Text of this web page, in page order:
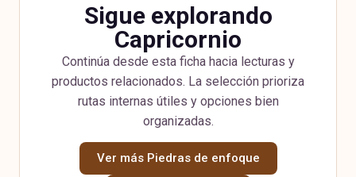
Sigue explorando
Capricornio
Continúa desde esta ficha hacia lecturas y
productos relacionados. La selección prioriza
rutas internas útiles y opciones bien
organizadas.
Ver más Piedras de enfoque